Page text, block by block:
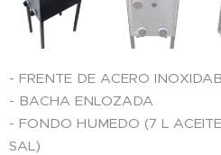
- FRENTE DE ACERO
- BACHA ENLOZADA
- FONDO HUMEDO (7 L
SAL)